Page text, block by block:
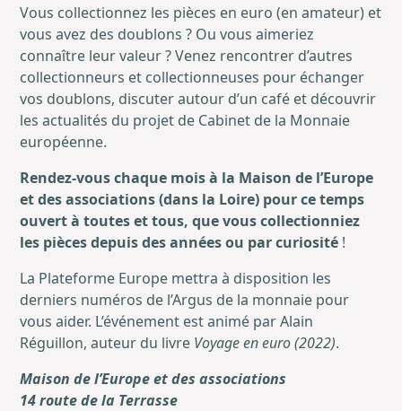
Vous collectionnez les pièces en euro (en amateur) et
vous avez des doublons ? Ou vous aimeriez
connaître leur valeur ? Venez rencontrer d’autres
collectionneurs et collectionneuses pour échanger
vos doublons, discuter autour d’un café et découvrir
les actualités du projet de Cabinet de la Monnaie
européenne.
Rendez-vous chaque mois à la Maison de l’Europe
et des associations (dans la Loire) pour ce temps
ouvert à toutes et tous, que vous collectionniez
les pièces depuis des années ou par curiosité !
La Plateforme Europe mettra à disposition les
derniers numéros de l’Argus de la monnaie pour
vous aider. L’événement est animé par Alain
Réguillon, auteur du livre Voyage en euro (2022).
Maison de l’Europe et des associations
14 route de la Terrasse